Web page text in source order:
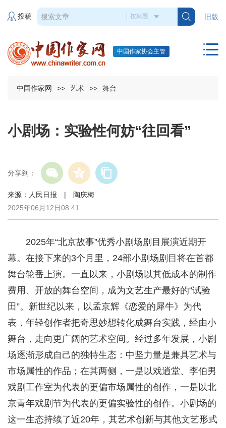
旧版
投稿
中国作家协会主管
中国作家网 >> 艺术 >> 舞台
小剧场：实验性何妨“往回看”
分享到：
来源：人民日报 | 陶庆梅
2025年06月12日08:41
2025年“北京故事”优秀小剧场剧目展演近期开
幕。在接下来的3个月里，24部小剧场剧目将在首都
舞台轮番上演。一直以来，小剧场以其低成本的制作
费用、开放的舞台空间，成为文艺生产最好的“试验
田”。新世纪以来，以孟京辉《恋爱的犀牛》为代
表，年轻创作者把奇思妙想转化成舞台实践，经由小
舞台，走向更广阔的艺术空间。经过多年发展，小剧
场逐渐形成自己的独特生态：中坚力量是兼具艺术与
市场属性的作品；在其两侧，一是以戏逍堂、李伯男
戏剧工作室为代表的更偏市场属性的创作，一是以北
京青年戏剧节为代表的更偏实验性的创作。小剧场的
这一生态持续了近20年，其艺术创新与其他文艺形式